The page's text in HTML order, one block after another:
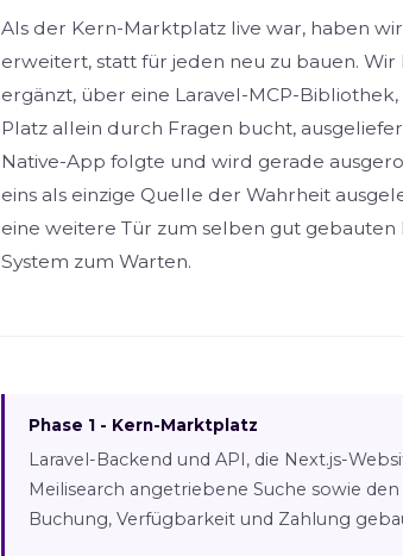
Als der Kern-Marktplatz live war, haben
erweitert, statt für jeden neu zu bauen. Wir
ergänzt, über eine Laravel-MCP-
Platz allein durch Fragen bucht,
Native-App folgte und wird gerade
eins als einzige Quelle der Wahrheit
eine weitere Tür zum selben gut gebauten
System zum Warten.
Phase 1 - Kern-Marktplatz
Laravel-Backend und API, die Next.js-
Meilisearch angetriebene Suche sowie
Buchung, Verfügbarkeit und Zahlung